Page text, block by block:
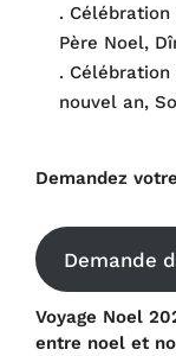
.
Père Noel,
.
nouvel an,
Demandez
Demande
Voyage Noel
entre noel et